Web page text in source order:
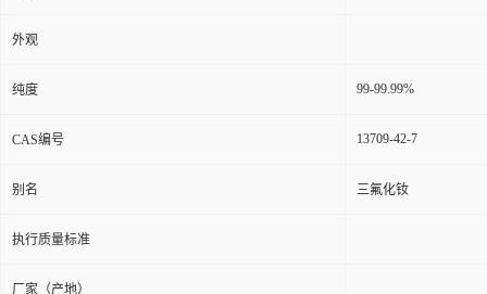
外观
纯度 99-99.99%
CAS编号 13709-42-7
别名 三氟化钕
执行质量标准
厂家（产地）